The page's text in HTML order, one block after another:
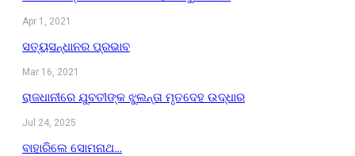
Apr 1, 2021
ସତ୍ୟସନ୍ଧାନର ପ୍ରଭାବ
Mar 16, 2021
ରାଜଧାନୀରେ ଯୁବତୀଙ୍କ ଝୁଲନ୍ତା ମୃତଦେହ ଉଦ୍ଧାର
Jul 24, 2025
ବାହାରିଲେ ସୋମନାଥ…